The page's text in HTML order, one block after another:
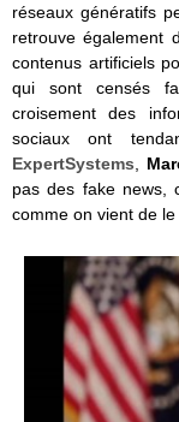
réseaux génératifs
retrouve également
contenus artificiels
qui sont censés
croisement des
sociaux ont
ExpertSystems
pas des fake news,
comme on vient de le